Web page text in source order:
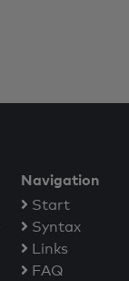
Navigation
Start
Syntax
Links
FAQ